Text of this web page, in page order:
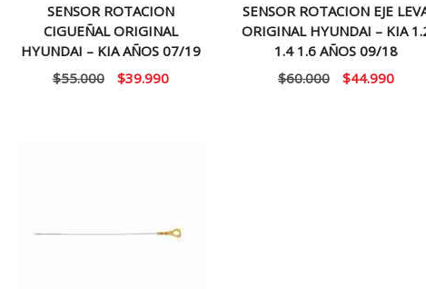
SENSOR ROTACION
CIGUEÑAL ORIGINAL
HYUNDAI – KIA AÑOS 07/19
$55.000
El
$39.990El
SENSOR ROTACION EJE
ORIGINAL HYUNDAI – KIA
1.4 1.6 AÑOS 09/18
$60.000
El
$44.990El